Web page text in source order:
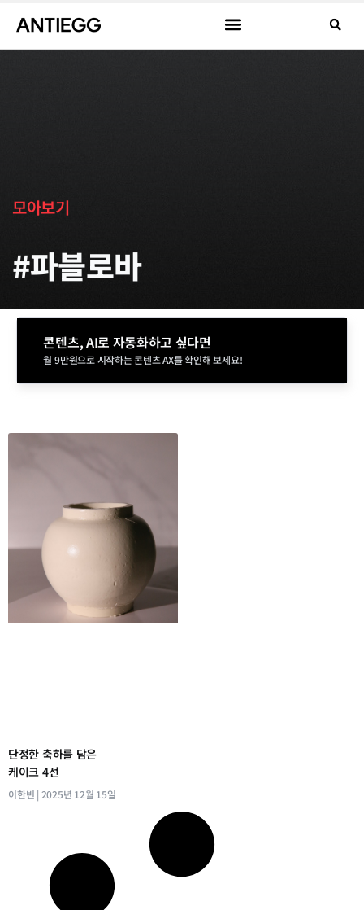
모아보기
#파블로바
콘텐츠, AI로 자동화하고 싶다면
월 9만원으로 시작하는 콘텐츠 AX를 확인해 보세요!
단정한 축하를 담은
케이크 4선
이한빈 2025년 12월 15일